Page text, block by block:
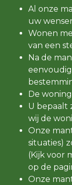
Al onze
uw
Wonen
van een
Na de
De
U bepaalt
wij de
Onze
situaties)
(Kijk voor
op de
Onze